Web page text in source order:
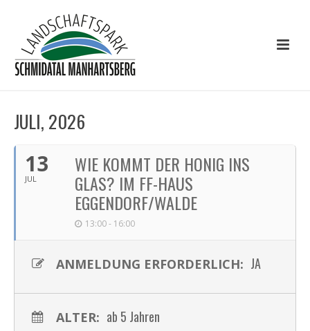
JULI, 2026
13
JUL
WIE KOMMT DER HONIG INS
GLAS? IM FF-HAUS
EGGENDORF/WALDE
13:00 - 16:00
ANMELDUNG ERFORDERLICH: JA
ALTER: ab 5 Jahren